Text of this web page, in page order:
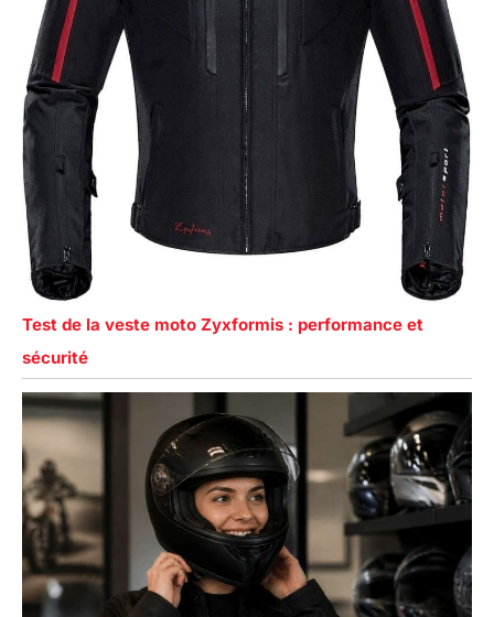
Test de la veste moto Zyxformis : performance et
sécurité